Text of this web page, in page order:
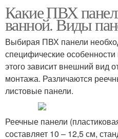
Какие ПВХ
ванной. Виды
Выбирая ПВХ панели
специфические особенности
этого зависит внешний вид
монтажа. Различаются
листовые панели.
Реечные панели
составляет 10 – 12,5 см,